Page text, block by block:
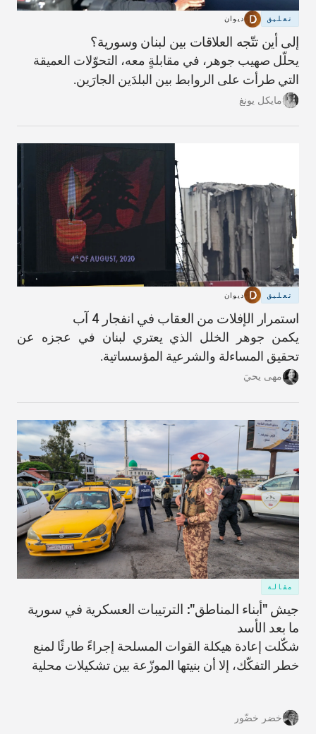
تعليق ديوان
إلى أين تتّجه العلاقات بين لبنان وسورية؟
يحلّل صهيب جوهر، في مقابلةٍ معه، التحوّلات العميقة
التي طرأت على الروابط بين البلدَين الجارَين.
مايكل يونغ
تعليق ديوان
استمرار الإفلات من العقاب في انفجار 4 آب
يكمن جوهر الخلل الذي يعتري لبنان في عجزه عن
تحقيق المساءلة والشرعية المؤسساتية.
مهى يحيَ
مقالة
جيش "أبناء المناطق": الترتيبات العسكرية في سورية
ما بعد الأسد
شكّلت إعادة هيكلة القوات المسلحة إجراءً طارئًا لمنع
خطر التفكّك، إلا أن بنيتها الموزّعة بين تشكيلات محلية
خضر خضّور